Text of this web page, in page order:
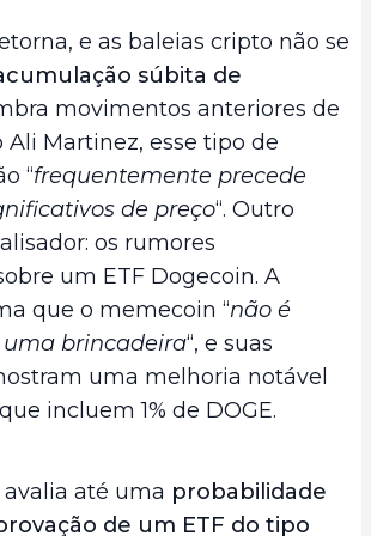
e as baleias cripto não se
súbita de
movimentos anteriores de
Ali Martinez, esse tipo de
“frequentemente precede
de preço“. Outro
os rumores
um ETF Dogecoin. A
que o memecoin “não é
brincadeira“, e suas
uma melhoria notável
incluem 1% de DOGE.
até uma probabilidade
de um ETF do tipo